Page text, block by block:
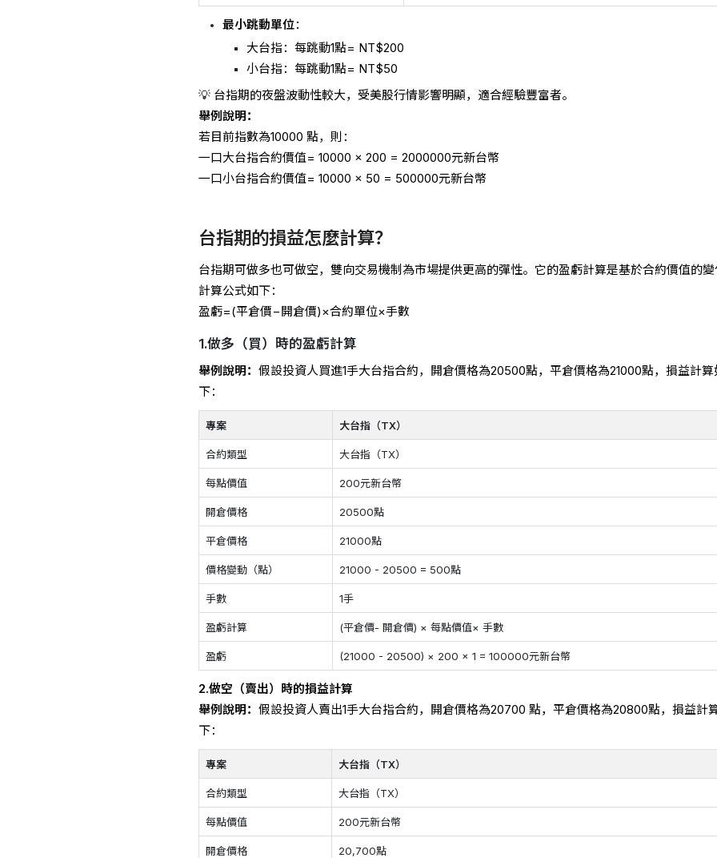
最小跳動單位：
大台指：每跳動1點= NT$200
小台指：每跳動1點= NT$50
💡 台指期的夜盤波動性較大，受美股行情影響明顯，適合經驗豐富者。
舉例說明：
若目前指數為10000 點，則：
一口大台指合約價值= 10000 × 200 = 2000000元新台幣
一口小台指合約價值= 10000 × 50 = 500000元新台幣
台指期的損益怎麼計算？
台指期可做多也可做空，雙向交易機制為市場提供更高的彈性。它的盈虧計算是基於合約價值的
計算公式如下：
盈虧=(平倉價−開倉價)×合約單位×手數
1.做多（買）時的盈虧計算
舉例說明：假設投資人買進1手大台指合約，開倉價格為20500點，平倉價格為21000點，損益計算
下：
專案 大台指（TX）
合約類型 大台指（TX）
每點價值 200元新台幣
開倉價格 20500點
平倉價格 21000點
價格變動（點） 21000 - 20500 = 500點
手數 1手
盈虧計算 (平倉價- 開倉價) × 每點價值× 手數
盈虧 (21000 - 20500) × 200 × 1 = 100000元新台幣
2.做空（賣出）時的損益計算
舉例說明：假設投資人賣出1手大台指合約，開倉價格為20700 點，平倉價格為20800點，損益計
下：
專案 大台指（TX）
合約類型 大台指（TX）
每點價值 200元新台幣
開倉價格 20,700點